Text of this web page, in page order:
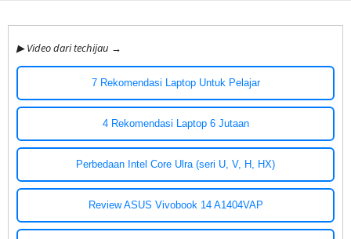
▶ Video dari techijau →
7 Rekomendasi Laptop Untuk Pelajar
4 Rekomendasi Laptop 6 Jutaan
Perbedaan Intel Core Ulra (seri U, V, H, HX)
Review ASUS Vivobook 14 A1404VAP